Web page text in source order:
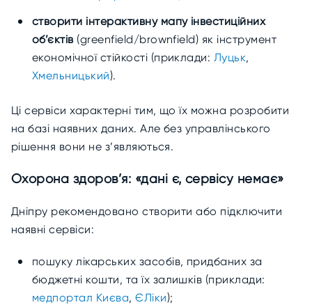
створити інтерактивну мапу інвестиційних
об’єктів (greenfield/brownfield) як інструмент
економічної стійкості (приклади: Луцьк,
Хмельницький).
Ці сервіси характерні тим, що їх можна розробити
на базі наявних даних. Але без управлінського
рішення вони не з’являються.
Охорона здоров’я: «дані є, сервісу немає»
Дніпру рекомендовано створити або підключити
наявні сервіси:
пошуку лікарських засобів, придбаних за
бюджетні кошти, та їх залишків (приклади:
медпортал Києва,ЄЛіки);